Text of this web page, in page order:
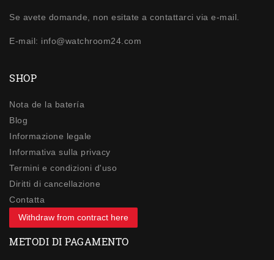
Se avete domande, non esitate a contattarci via e-mail.
E-mail: info@watchroom24.com
SHOP
Nota de la batería
Blog
Informazione legale
Informativa sulla privacy
Termini e condizioni d'uso
Diritti di cancellazione
Contatta
Withdraw from contract here
METODI DI PAGAMENTO